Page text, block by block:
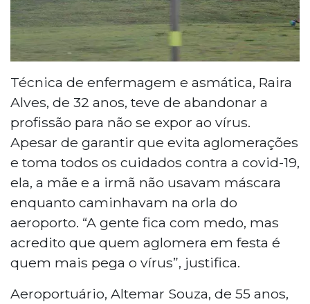
Técnica de enfermagem e asmática, Raira
Alves, de 32 anos, teve de abandonar a
profissão para não se expor ao vírus.
Apesar de garantir que evita aglomerações
e toma todos os cuidados contra a covid-19,
ela, a mãe e a irmã não usavam máscara
enquanto caminhavam na orla do
aeroporto. “A gente fica com medo, mas
acredito que quem aglomera em festa é
quem mais pega o vírus”, justifica.
Aeroportuário, Altemar Souza, de 55 anos,